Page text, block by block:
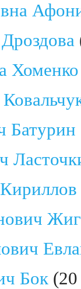
Хоменко
Батурин
Бок (20